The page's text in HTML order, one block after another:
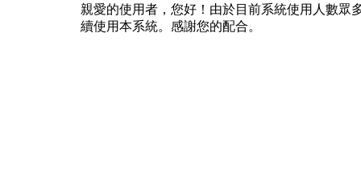
親愛的使用者，您好！由於目前系統使用人數眾
續使用本系統。感謝您的配合。